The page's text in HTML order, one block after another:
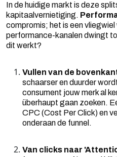
In de huidige markt is deze
kapitaalvernietiging.
compromis; het is een
performance-kanalen dwingt
dit werkt?
Vullen van de
schaarser en duurder
consument jouw merk al
überhaupt gaan zoeken.
CPC (Cost Per Click) en
onderaan de funnel.
Van clicks naar